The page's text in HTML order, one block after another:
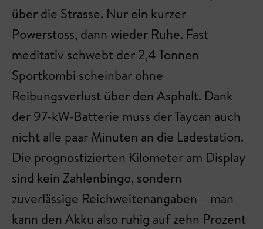
über die Strasse. Nur ein kurzer
Powerstoss, dann wieder Ruhe. Fast
meditativ schwebt der 2,4 Tonnen
Sportkombi scheinbar ohne
Reibungsverlust über den Asphalt. Dank
der 97-kW-Batterie muss der Taycan auch
nicht alle paar Minuten an die Ladestation.
Die prognostizierten Kilometer am Display
sind kein Zahlenbingo, sondern
zuverlässige Reichweitenangaben – man
kann den Akku also ruhig auf zehn Prozent